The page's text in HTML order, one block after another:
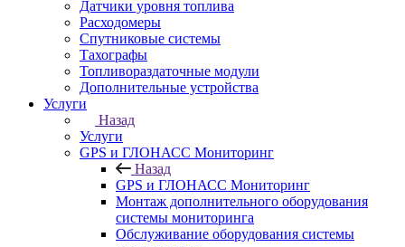
Датчики уровня топлива
Расходомеры
Спутниковые системы
Тахографы
Топливораздаточные модули
Дополнительные устройства
Услуги
Назад
Услуги
GPS и ГЛОНАСС Мониторинг
Назад
GPS и ГЛОНАСС Мониторинг
Монтаж дополнительного оборудования
системы мониторинга
Обслуживание оборудования системы